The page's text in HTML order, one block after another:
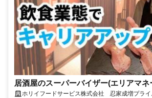
居酒屋のスーパーバイザー(エリアマネ
ホリイフードサービス株式会社 忍家成増プライ